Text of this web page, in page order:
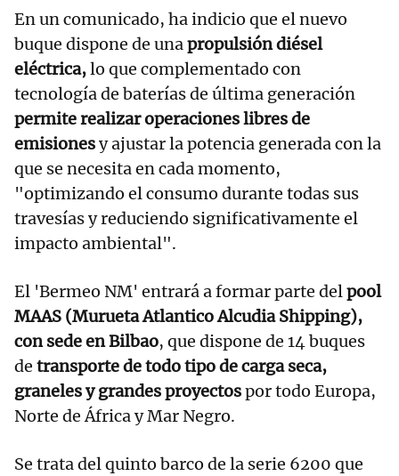
En un comunicado, ha indicio que el nuevo
buque dispone de unapropulsión diésel
eléctrica,lo que complementado con
tecnología de baterías de última generación
permite realizar operaciones libres de
emisionesy ajustar la potencia generada con la
que se necesita en cada momento,
"optimizando el consumo durante todas sus
travesías y reduciendo significativamente el
impacto ambiental".
El 'Bermeo NM' entrará a formar parte delpool
MAAS (Murueta Atlantico Alcudia Shipping),
con sede en Bilbao, que dispone de 14 buques
de transporte de todo tipo de carga seca,
graneles y grandes proyectospor todo Europa,
Norte de África y Mar Negro.
Se trata del quinto barco de la serie 6200 que